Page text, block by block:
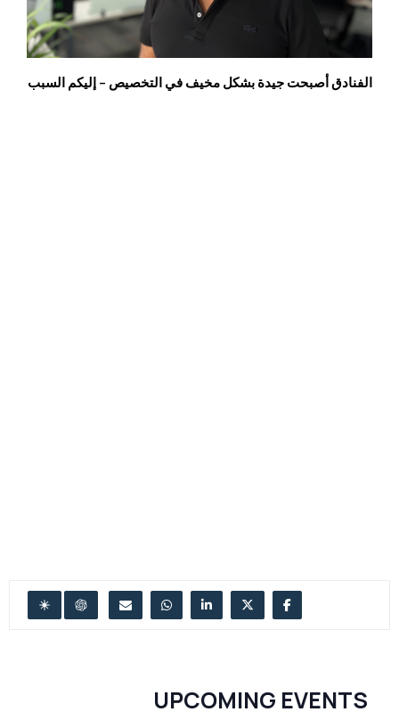
الفنادق أصبحت جيدة بشكل مخيف في التخصيص – إليكم السبب
UPCOMING EVENTS